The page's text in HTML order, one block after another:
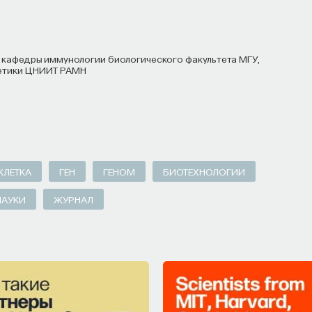
ЦНИИТ РАМН
ГЕН ГЕНОМ БИОТЕХНОЛОГИИ
ЖУРНАЛ
сложный собеседник
ИИ, потому что сам факт его использования
обратился к ИИ, а то, как именно он это
ресурс или способ сэкономить
агенту самые разные задачи и переносят
Но если использовать ИИ как сложного
спорить и продумывать собственную
Ивара Максутова о людях, которые
предпринимателями,